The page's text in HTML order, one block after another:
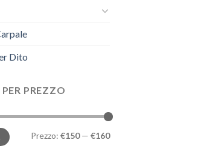
Dito
PREZZO
Prezzo: €150— €160